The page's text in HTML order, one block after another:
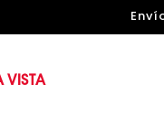
VISTA